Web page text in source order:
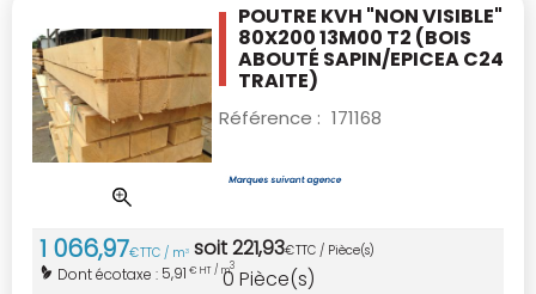
POUTRE KVH "NON VISIBLE"
80X200 13M00 T2 (BOIS
ABOUTÉ SAPIN/EPICEA C24
TRAITE)
Référence : 171168
1 066,97€TTC / m3 soit221,93€TTC / Pièce(s)
Dont écotaxe : 5,91 € HT / m3
0 Pièce(s)